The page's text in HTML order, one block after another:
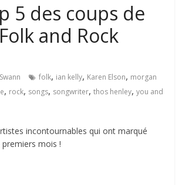
5 des coups de
and Rock
Swann folk, ian kelly, Karen Elson, morgan
, rock, songs, songwriter,thos henley,you and
incontournables qui ont marqué
mois !